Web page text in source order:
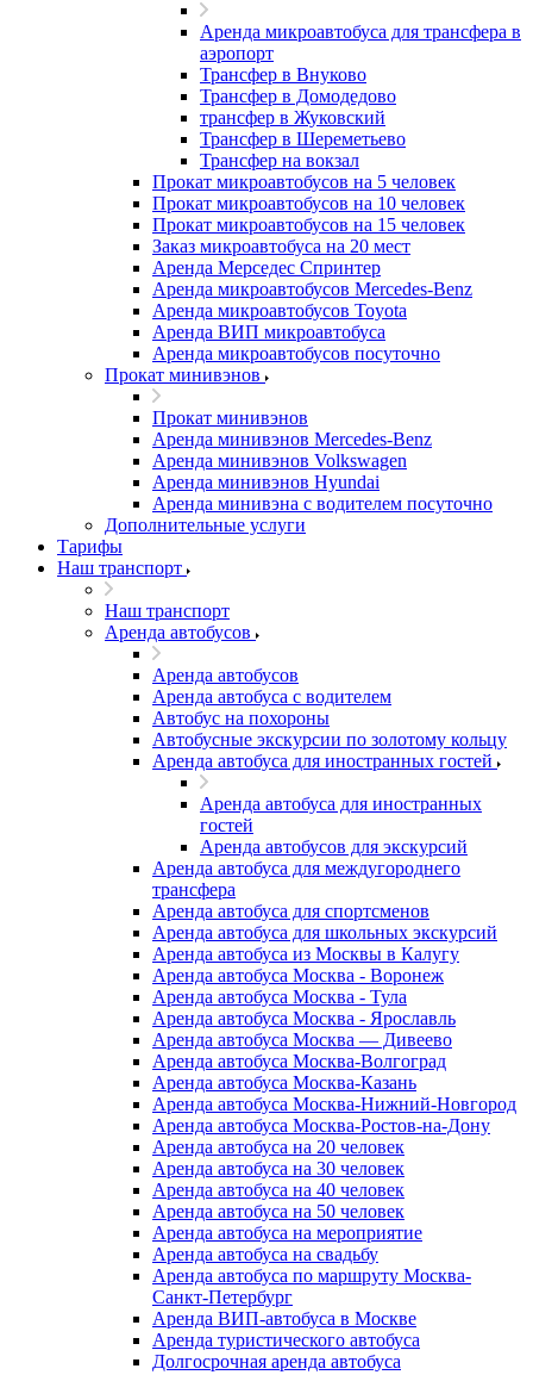
Аренда микроавтобуса для трансфера в
аэропорт
Трансфер в Внуково
Трансфер в Домодедово
трансфер в Жуковский
Трансфер в Шереметьево
Трансфер на вокзал
Прокат микроавтобусов на 5 человек
Прокат микроавтобусов на 10 человек
Прокат микроавтобусов на 15 человек
Заказ микроавтобуса на 20 мест
Аренда Мерседес Спринтер
Аренда микроавтобусов Mercedes-Benz
Аренда микроавтобусов Toyota
Аренда ВИП микроавтобуса
Аренда микроавтобусов посуточно
Прокат минивэнов
Прокат минивэнов
Аренда минивэнов Mercedes-Benz
Аренда минивэнов Volkswagen
Аренда минивэнов Hyundai
Аренда минивэна с водителем посуточно
Дополнительные услуги
Тарифы
Наш транспорт
Наш транспорт
Аренда автобусов
Аренда автобусов
Аренда автобуса с водителем
Автобус на похороны
Автобусные экскурсии по золотому кольцу
Аренда автобуса для иностранных гостей
Аренда автобуса для иностранных
гостей
Аренда автобусов для экскурсий
Аренда автобуса для междугороднего
трансфера
Аренда автобуса для спортсменов
Аренда автобуса для школьных экскурсий
Аренда автобуса из Москвы в Калугу
Аренда автобуса Москва - Воронеж
Аренда автобуса Москва - Тула
Аренда автобуса Москва - Ярославль
Аренда автобуса Москва — Дивеево
Аренда автобуса Москва-Волгоград
Аренда автобуса Москва-Казань
Аренда автобуса Москва-Нижний-Новгород
Аренда автобуса Москва-Ростов-на-Дону
Аренда автобуса на 20 человек
Аренда автобуса на 30 человек
Аренда автобуса на 40 человек
Аренда автобуса на 50 человек
Аренда автобуса на мероприятие
Аренда автобуса на свадьбу
Аренда автобуса по маршруту Москва-
Санкт-Петербург
Аренда ВИП-автобуса в Москве
Аренда туристического автобуса
Долгосрочная аренда автобуса